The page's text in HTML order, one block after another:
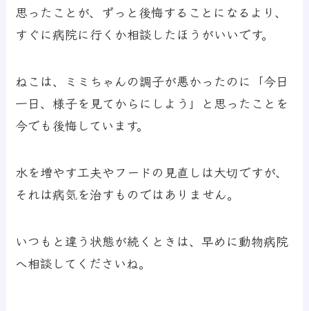
思ったことが、ずっと後悔することになるより、
すぐに病院に行くか相談したほうがいいです。
ねこは、ミミちゃんの調子が悪かったのに「今日
一日、様子を見てからにしよう」と思ったことを
今でも後悔しています。
水を増やす工夫やフードの見直しは大切ですが、
それは病気を治すものではありません。
いつもと違う状態が続くときは、早めに動物病院
へ相談してくださいね。